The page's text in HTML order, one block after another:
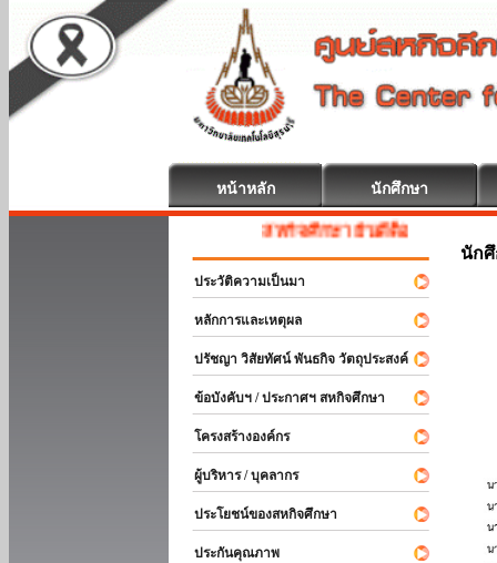
หน้าหลัก นักศึกษา
สหกิจศึกษา ยินดีต้อนรับ
ประวัติความเป็นมา
หลักการและเหตุผล
ปรัชญา วิสัยทัศน์ พันธกิจ วัตถุประสงค์
ข้อบังคับฯ / ประกาศฯ สหกิจศึกษา
โครงสร้างองค์กร
ผู้บริหาร / บุคลากร
ประโยชน์ของสหกิจศึกษา
ประกันคุณภาพ
นัก